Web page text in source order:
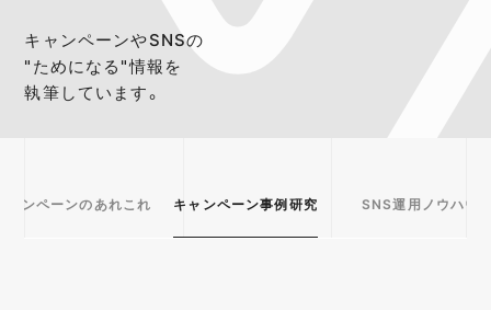
キャンペーンやSNSの
"ためになる"情報を
執筆しています。
ャンペーンのあれこれ キャンペーン事例研究 SNS運用ノウハウ